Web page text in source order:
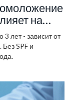
на
лет - зависит от
SPF и